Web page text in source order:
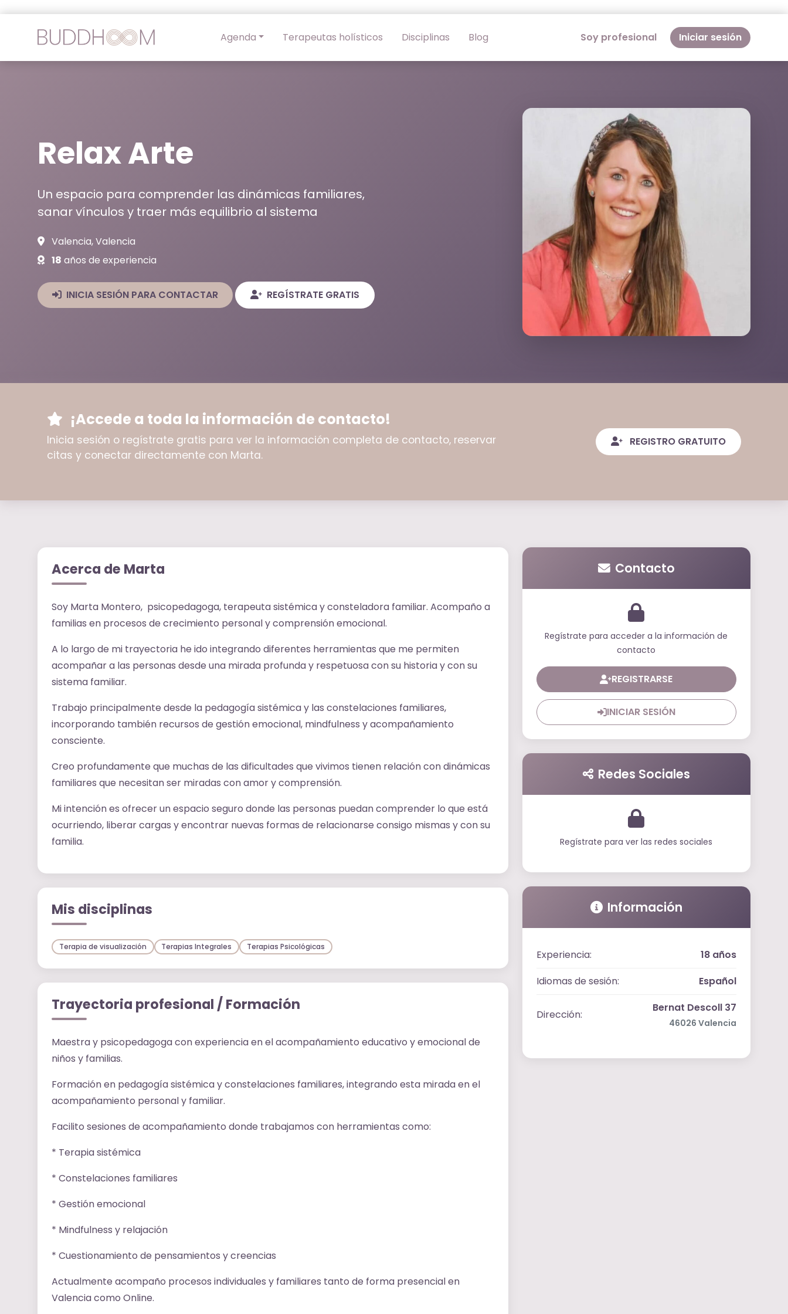
Agenda Terapeutas holísticos Disciplinas Blog Soy profesional Iniciar sesión
Relax Arte
Un espacio para comprender las dinámicas familiares,
sanar vínculos y traer más equilibrio al sistema
Valencia, Valencia
18 años de experiencia
INICIA SESIÓN PARA CONTACTAR REGÍSTRATE GRATIS
¡Accede a toda la información de contacto!
Inicia sesión o regístrate gratis para ver la información completa de contacto, reservar
citas y conectar directamente con Marta.
REGISTRO GRATUITO
Acerca de Marta
Soy Marta Montero, psicopedagoga, terapeuta sistémica y consteladora familiar. Acompaño a
familias en procesos de crecimiento personal y comprensión emocional.
A lo largo de mi trayectoria he ido integrando diferentes herramientas que me permiten
acompañar a las personas desde una mirada profunda y respetuosa con su historia y con su
sistema familiar.
Trabajo principalmente desde la pedagogía sistémica y las constelaciones familiares,
incorporando también recursos de gestión emocional, mindfulness y acompañamiento
consciente.
Creo profundamente que muchas de las dificultades que vivimos tienen relación con dinámicas
familiares que necesitan ser miradas con amor y comprensión.
Mi intención es ofrecer un espacio seguro donde las personas puedan comprender lo que está
ocurriendo, liberar cargas y encontrar nuevas formas de relacionarse consigo mismas y con su
familia.
Mis disciplinas
Terapia de visualización Terapias Integrales Terapias Psicológicas
Trayectoria profesional / Formación
Maestra y psicopedagoga con experiencia en el acompañamiento educativo y emocional de
niños y familias.
Formación en pedagogía sistémica y constelaciones familiares, integrando esta mirada en el
acompañamiento personal y familiar.
Facilito sesiones de acompañamiento donde trabajamos con herramientas como:
* Terapia sistémica
* Constelaciones familiares
* Gestión emocional
* Mindfulness y relajación
* Cuestionamiento de pensamientos y creencias
Actualmente acompaño procesos individuales y familiares tanto de forma presencial en
Valencia como Online.
Contacto
Regístrate para acceder a la información de
contacto
REGISTRARSE
INICIAR SESIÓN
Redes Sociales
Regístrate para ver las redes sociales
Información
Experiencia:
18 años
Idiomas de sesión:
Español
Dirección:
Bernat Descoll 37
46026 Valencia